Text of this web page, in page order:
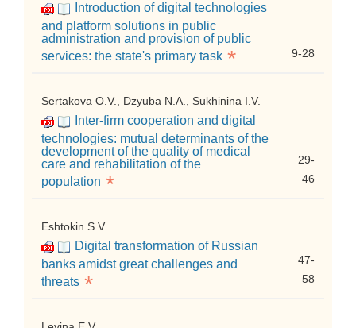
Introduction of digital technologies
and platform solutions in public
administration and provision of public
services: the state's primary task * 9-28
Sertakova O.V., Dzyuba N.A., Sukhinina I.V.
Inter-firm cooperation and digital
technologies: mutual determinants of the
development of the quality of medical
care and rehabilitation of the
population *
29-
46
Eshtokin S.V.
Digital transformation of Russian
banks amidst great challenges and
threats *
47-
58